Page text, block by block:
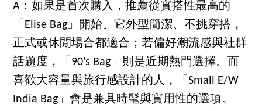
A：如果是首次購入，推薦從實搭性最高的
「Elise Bag」開始。它外型簡潔、不挑穿搭，
正式或休閒場合都適合；若偏好潮流感與社群
話題度，「90's Bag」則是近期熱門選擇。而
喜歡大容量與旅行感設計的人，「Small E/W
India Bag」會是兼具時髦與實用性的選項。